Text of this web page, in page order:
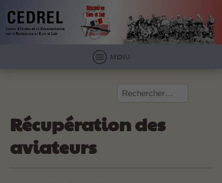
MENU
Rechercher :
Récupération des
aviateurs